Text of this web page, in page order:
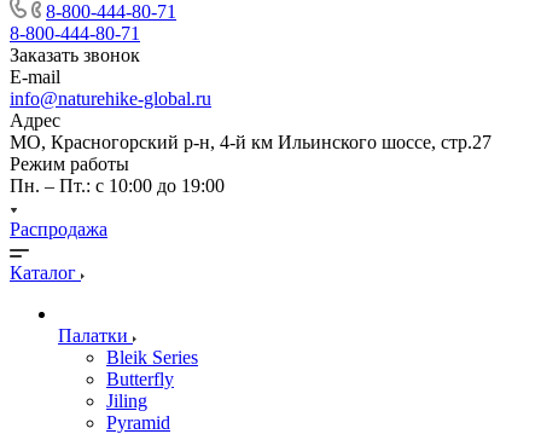
8-800-444-80-71
8-800-444-80-71
Заказать звонок
E-mail
info@naturehike-global.ru
Адрес
МО, Красногорский р-н, 4-й км Ильинского шоссе, стр.27
Режим работы
Пн. – Пт.: с 10:00 до 19:00
Распродажа
Каталог
Палатки
Bleik Series
Butterfly
Jiling
Pyramid